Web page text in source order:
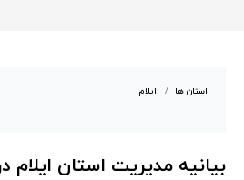
استان ها ایلام
بیانیه مدیریت استان